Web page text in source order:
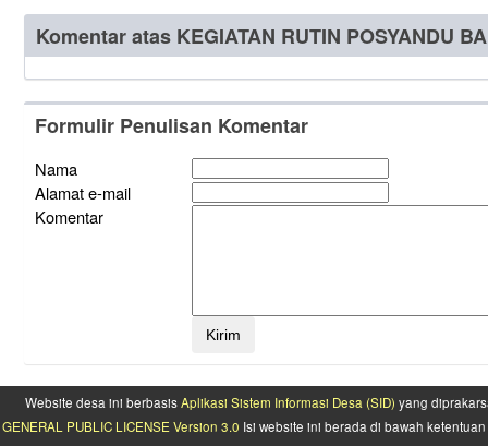
Komentar atas KEGIATAN RUTIN POSYANDU
Formulir Penulisan Komentar
Nama
Alamat e-mail
Komentar
Website desa ini berbasisAplikasi Sistem Informasi Desa (SID) yang
GENERAL PUBLIC LICENSE Version 3.0 Isi website ini berada di bawah